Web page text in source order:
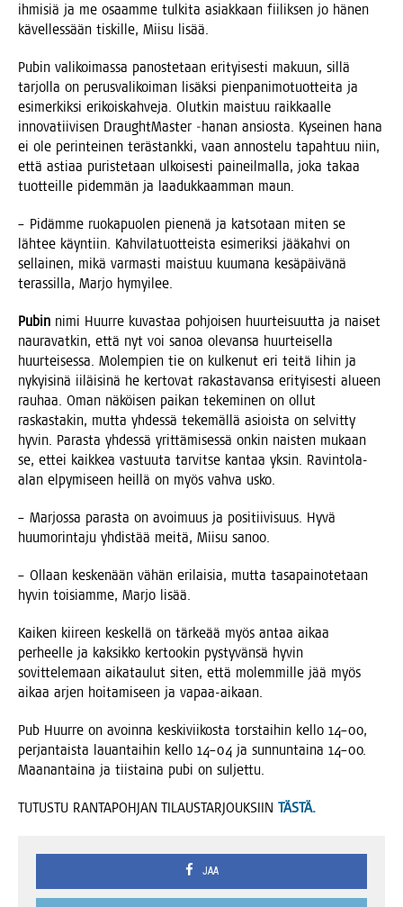
ihmi­siä ja me osaam­me tul­ki­ta asiak­kaan fii­lik­sen jo hänen
kävel­les­sään tis­kil­le, Mii­su lisää.
Pubin vali­koi­mas­sa panos­te­taan eri­tyi­ses­ti makuun, sil­lä
tar­jol­la on perus­va­li­koi­man lisäk­si pien­pa­ni­mo­tuot­tei­ta ja
esi­mer­kik­si eri­kois­kah­ve­ja. Olut­kin mais­tuu raik­kaal­le
inno­va­tii­vi­sen Draught­Mas­ter ‑hanan ansios­ta. Kysei­nen hana
ei ole perin­tei­nen teräs­tank­ki, vaan annos­te­lu tapah­tuu niin,
että asti­aa puris­te­taan ulkoi­ses­ti pai­neil­mal­la, joka takaa
tuot­teil­le pidem­män ja laa­duk­kaam­man maun.
– Pidäm­me ruo­ka­puo­len pie­ne­nä ja kat­so­taan miten se
läh­tee käyn­tiin. Kah­vi­la­tuot­teis­ta esi­me­rik­si jää­kah­vi on
sel­lai­nen, mikä var­mas­ti mais­tuu kuu­ma­na kesä­päi­vä­nä
teras­sil­la, Mar­jo hymyilee.
Pubin nimi Huur­re kuvas­taa poh­joi­sen huur­tei­suut­ta ja nai­set
nau­ra­vat­kin, että nyt voi sanoa ole­van­sa huur­tei­sel­la
huur­tei­ses­sa. Molem­pien tie on kul­ke­nut eri tei­tä Iihin ja
nykyi­si­nä iiläi­si­nä he ker­to­vat rakas­ta­van­sa eri­tyi­ses­ti alu­een
rau­haa. Oman näköi­sen pai­kan teke­mi­nen on ollut
ras­kas­ta­kin, mut­ta yhdes­sä teke­mäl­lä asiois­ta on sel­vit­ty
hyvin. Paras­ta yhdes­sä yrit­tä­mi­ses­sä onkin nais­ten mukaan
se, ettei kaik­kea vas­tuu­ta tar­vit­se kan­taa yksin. Ravin­to­la-
alan elpy­mi­seen heil­lä on myös vah­va usko.
– Mar­jos­sa paras­ta on avoi­muus ja posi­tii­vi­suus. Hyvä
huu­mo­rin­ta­ju yhdis­tää mei­tä, Mii­su sanoo.
– Ollaan kes­ke­nään vähän eri­lai­sia, mut­ta tasa­pai­no­te­taan
hyvin toi­siam­me, Mar­jo lisää.
Kai­ken kii­reen kes­kel­lä on tär­ke­ää myös antaa aikaa
per­heel­le ja kak­sik­ko ker­too­kin pys­ty­vän­sä hyvin
sovit­te­le­maan aika­tau­lut siten, että molem­mil­le jää myös
aikaa arjen hoi­ta­mi­seen ja vapaa-aikaan.
Pub Huur­re on avoin­na kes­ki­vii­kos­ta tors­tai­hin kel­lo 14–00,
per­jan­tais­ta lau­an­tai­hin kel­lo 14–04 ja sun­nun­tai­na 14–00.
Maa­nan­tai­na ja tiis­tai­na pubi on suljettu.
TUTUSTU RANTAPOHJAN TILAUSTARJOUKSIIN TÄSTÄ.
JAA